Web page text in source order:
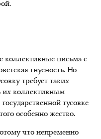
коллективные письма с
гнусность. Но
требует таких
их коллективным
тусовке
особенно жестко.
что непременно